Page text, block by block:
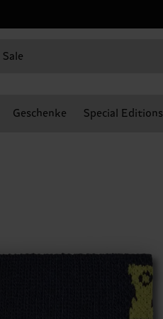
Sale
Geschenke Special Editions